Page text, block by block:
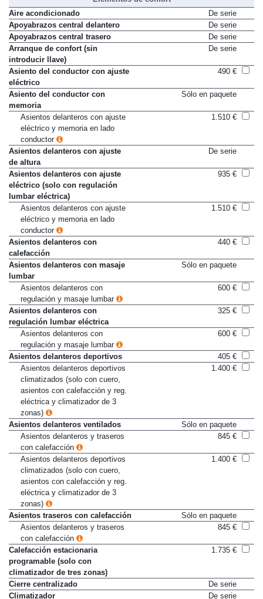
Elementos de confort
Aire acondicionado
De serie
Apoyabrazos central delantero
De serie
Apoyabrazos central trasero
De serie
Arranque de confort (sin
introducir llave)
Asiento del conductor con ajuste
eléctrico
Asiento del conductor con
memoria
Asientos delanteros con ajuste
eléctrico y memoria en lado
conductor
Asientos delanteros con ajuste
de altura
Asientos delanteros con ajuste
eléctrico (solo con regulación
lumbar eléctrica)
Asientos delanteros con ajuste
eléctrico y memoria en lado
conductor
Asientos delanteros con
calefacción
Asientos delanteros con masaje
lumbar
Asientos delanteros con
regulación y masaje lumbar
Asientos delanteros con
regulación lumbar eléctrica
Asientos delanteros con
regulación y masaje lumbar
Asientos delanteros deportivos
405 €
Asientos delanteros deportivos
climatizados (solo con cuero,
asientos con calefacción y reg.
eléctrica y climatizador de 3
zonas)
Asientos delanteros ventilados
Sólo en paquete
Asientos delanteros y traseros
con calefacción
Asientos delanteros deportivos
climatizados (solo con cuero,
asientos con calefacción y reg.
eléctrica y climatizador de 3
zonas)
Asientos traseros con calefacción
Sólo en paquete
Asientos delanteros y traseros
con calefacción
Calefacción estacionaria
programable (solo con
climatizador de tres zonas)
Cierre centralizado
De serie